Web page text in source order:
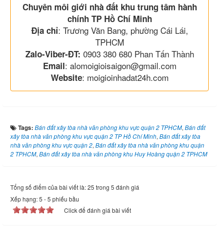
Chuyên môi giới nhà đất khu trung tâm hành
chính TP Hồ Chí Minh
Địa chỉ: Trương Văn Bang, phường Cái Lái,
TPHCM
Zalo-Viber-ĐT: 0903 380 680 Phan Tấn Thành
Email: alomoigioisaigon@gmail.com
Website: moigioinhadat24h.com
Tags: Bán đất xây tòa nhà văn phòng khu vực quận 2 TPHCM, Bán đất
xây tòa nhà văn phòng khu vực quận 2 TP Hồ Chí Minh, Bán đất xây tòa
nhà văn phòng khu vực quận 2, Bán đất xây tòa nhà văn phòng khu quận
2 TPHCM, Bán đất xây tòa nhà văn phòng khu Huy Hoàng quận 2 TPHCM
Tổng số điểm của bài viết là: 25 trong 5 đánh giá
Xếp hạng:5 -5 phiếu bầu
Click để đánh giá bài viết